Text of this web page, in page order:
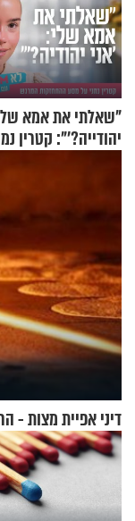
"שאלתי את אמא
יהודייה?'": קטרין
דיני אפיית מצות -